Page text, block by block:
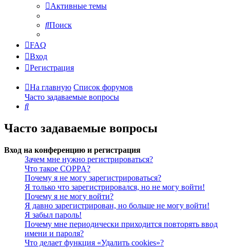
Активные темы
Поиск
FAQ
Вход
Регистрация
На главную Список форумов
Часто задаваемые вопросы
Поиск
Часто задаваемые вопросы
Вход на конференцию и регистрация
Зачем мне нужно регистрироваться?
Что такое COPPA?
Почему я не могу зарегистрироваться?
Я только что зарегистрировался, но не могу войти!
Почему я не могу войти?
Я давно зарегистрирован, но больше не могу войти!
Я забыл пароль!
Почему мне периодически приходится повторять ввод
имени и пароля?
Что делает функция «Удалить cookies»?